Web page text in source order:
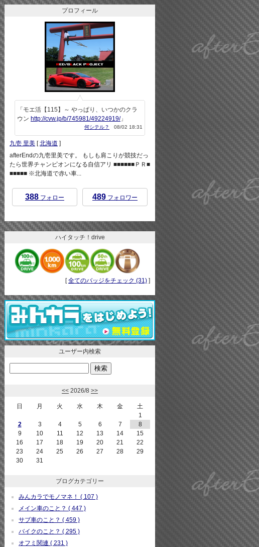
プロフィール
「モエ活【115】～ やっぱり、いつかのクラ
ウン http://cvw.jp/b/745981/49224919/」
何シテル？ 08/02 18:31
九壱 里美 [北海道 ]
afterEndの九壱里美です。 もしも肩こりが競技だっ
たら世界チャンピオンになる自信アリ ■■■■■■ＰＲ■
■■■■■ ※北海道で赤い車...
388 フォロー 489 フォロワー
ハイタッチ！drive
[全てのバッジをチェック (31) ]
ユーザー内検索
<< 2026/8 >>
日 月 火 水 木 金
土
1
2
3 4 5 6 7
8
9
10 11 12 13 14
15
16
17 18 19 20 21
22
23
24 25 26 27 28
29
30
31
ブログカテゴリー
みんカラでモノマネ！ ( 107 )
メイン車のこと？ ( 447 )
サブ車のこと？ ( 459 )
バイクのこと？ ( 295 )
オフミ関連 ( 231 )